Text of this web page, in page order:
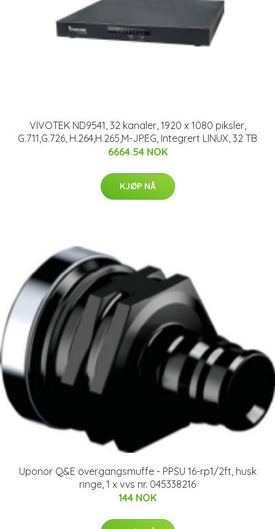
VIVOTEK ND9541, 32 kanaler, 1920 x 1080 piksler,
G.711,G.726, H.264,H.265,M-JPEG, Integrert LINUX, 32 TB
6664.54 NOK
KJØP NÅ
Uponor Q&E overgangsmuffe - PPSU 16-rp1/2ft, husk
ringe, 1 x vvs nr. 045338216
144 NOK